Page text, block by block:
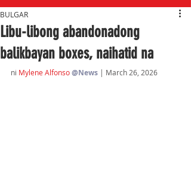
Libu-libong abandonadong
balikbayan boxes, naihatid na
BULGAR
ni Mylene Alfonso@News | March 26, 2026